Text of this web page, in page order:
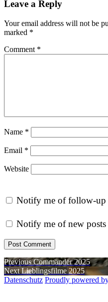
Leave a Reply
Your email address will not be
marked *
Comment *
Name *
Email *
Website
Notify me of follow-up
Notify me of new
Post
navigation
PreviousPrevious
post:
Commander 2025
Next Next
post:
Lieblingsfilme 2025
Datenschutz Proudly powered